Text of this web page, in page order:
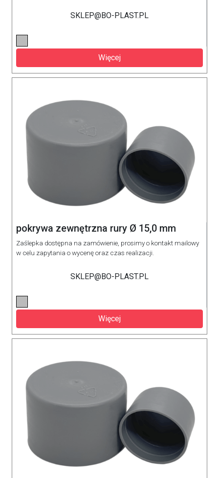
SKLEP@BO-PLAST.PL
Więcej
pokrywa zewnętrzna rury Ø 15,0 mm
Zaślepka dostępna na zamówienie, prosimy o kontakt mailowy
w celu zapytania o wycenę oraz czas realizacji.
SKLEP@BO-PLAST.PL
Więcej